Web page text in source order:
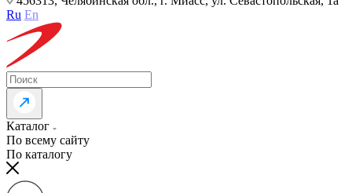
Ru En
Каталог
По всему сайту
По каталогу